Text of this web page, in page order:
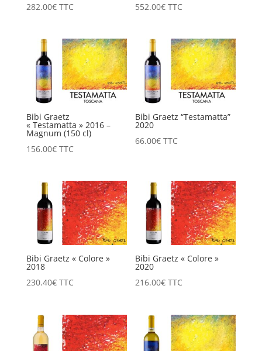
282.00€ TTC
552.00€ TTC
Bibi Graetz
« Testamatta » 2016 –
Magnum (150 cl)
156.00€ TTC
Bibi Graetz “Testamatta”
2020
66.00€ TTC
Bibi Graetz « Colore »
2018
230.40€ TTC
Bibi Graetz « Colore »
2020
216.00€ TTC